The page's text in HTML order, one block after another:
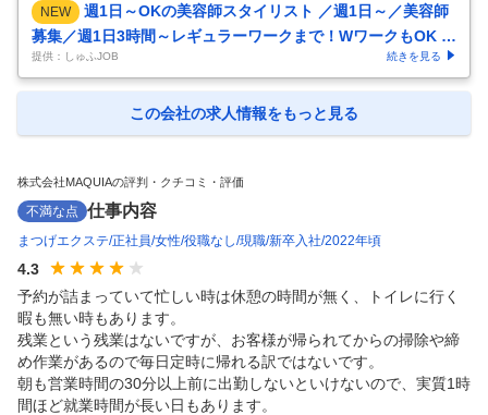
NEW
週1日～OKの美容師スタイリスト ／週1日～／美容師
募集／週1日3時間～レギュラーワークまで！WワークもOK 幅
広い年代が活躍して
提供：しゅふJOB 続きを見る
この会社の求人情報をもっと見る
株式会社MAQUIAの評判・クチコミ・評価
不満な点 仕事内容
まつげエクステ 正社員 女性 役職なし 現職 新卒入社 2022年頃
4.3
予約が詰まっていて忙しい時は休憩の時間が無く、トイレに行く
暇も無い時もあります。
残業という残業はないですが、お客様が帰られてからの掃除や締
め作業があるので毎日定時に帰れる訳ではないです。
朝も営業時間の30分以上前に出勤しないといけないので、実質1時
間ほど就業時間が長い日もあります。